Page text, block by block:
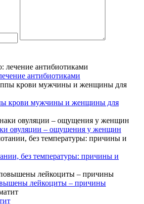
антибиотиками
крови мужчины и женщины для
овуляции – ощущения у женщин
без температуры: причины и
лейкоциты – причины